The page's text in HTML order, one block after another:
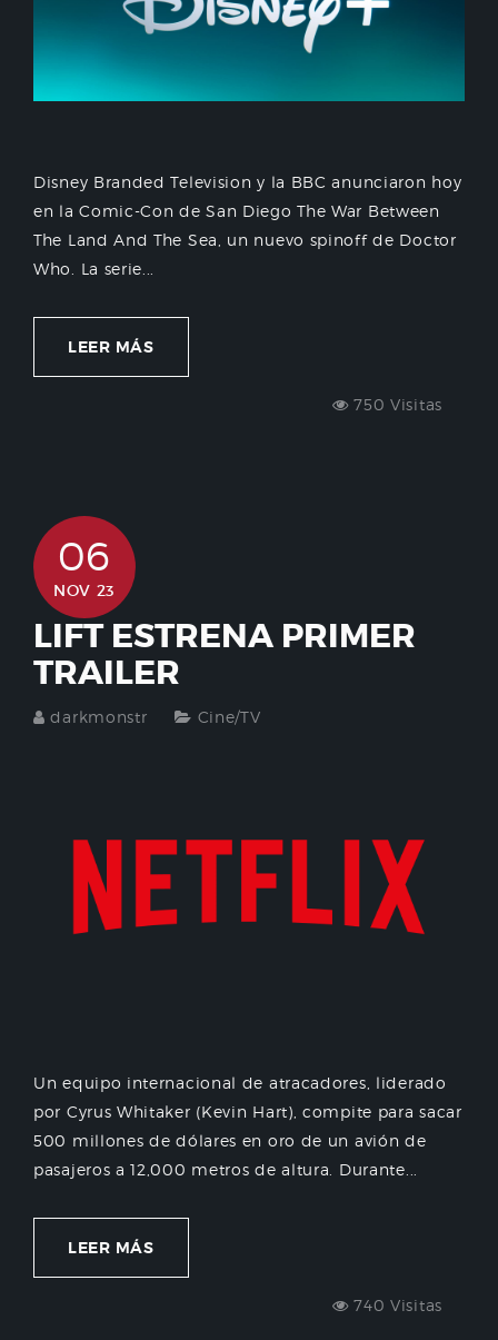
Disney Branded Television y la BBC anunciaron hoy
en la Comic-Con de San Diego The War Between
The Land And The Sea, un nuevo spinoff de Doctor
Who. La serie...
LEER MÁS
750 Visitas
06
NOV 23
LIFT ESTRENA PRIMER
TRAILER
darkmonstr Cine/TV
Un equipo internacional de atracadores, liderado
por Cyrus Whitaker (Kevin Hart), compite para sacar
500 millones de dólares en oro de un avión de
pasajeros a 12,000 metros de altura. Durante...
LEER MÁS
740 Visitas